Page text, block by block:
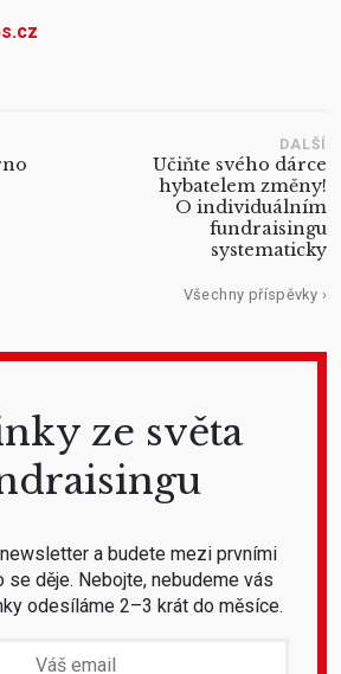
DALŠÍ
Učiňte svého dárce
hybatelem změny!
O individuálním
fundraisingu
systematicky
Všechny příspěvky ›
ze světa
a budete mezi prvními
se děje. Nebojte, nebudeme vás
odesíláme 2–3 krát do měsíce.